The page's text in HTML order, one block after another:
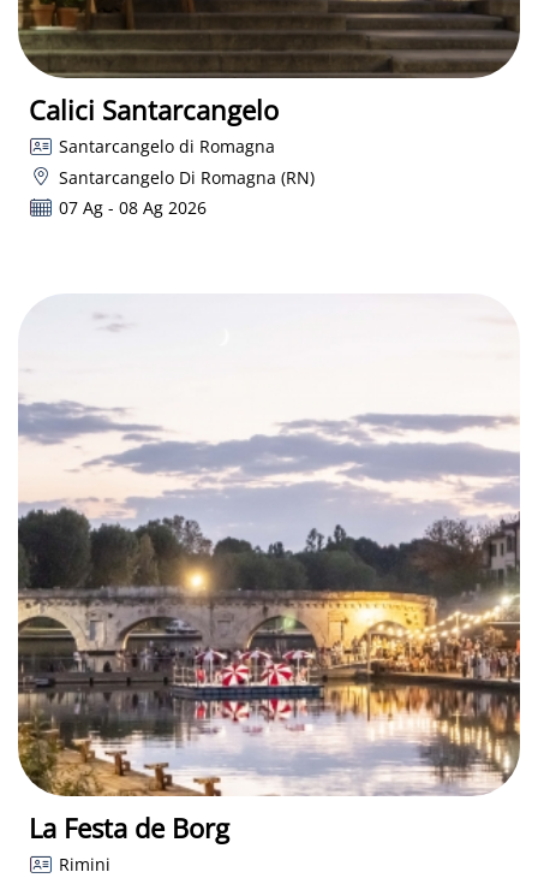
Calici Santarcangelo
Santarcangelo di Romagna
Santarcangelo Di Romagna (RN)
07 Ag - 08 Ag 2026
La Festa de Borg
Rimini